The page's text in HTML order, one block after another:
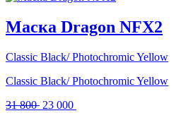
Маска Dragon NFX2
Classic Black/ Photochromic Yellow
Classic Black/ Photochromic Yellow
31 800 Первоначальная
23 000